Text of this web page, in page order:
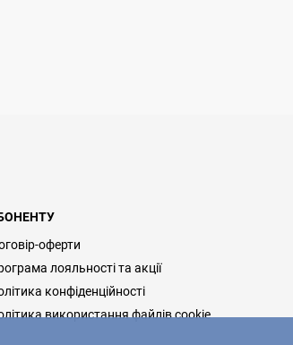
оферти
лояльності та акції
конфіденційності
використання файлів cookie